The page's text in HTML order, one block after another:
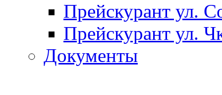
Прейскурант ул.
Прейскурант ул.
Документы